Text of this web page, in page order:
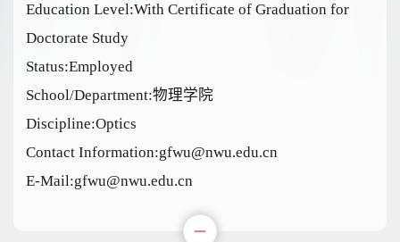
Education Level:With Certificate of Graduation for
Doctorate Study
Status:Employed
School/Department:物理学院
Discipline:Optics
Contact Information:gfwu@nwu.edu.cn
E-Mail:gfwu@nwu.edu.cn